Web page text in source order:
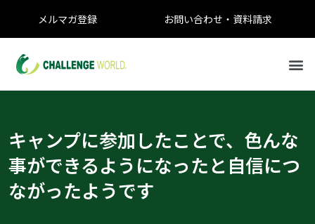
メルマガ登録 お問い合わせ・資料請求
キャンプに参加したことで、色んな
事ができるようになったと自信につ
ながったようです